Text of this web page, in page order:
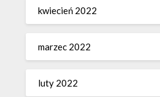
kwiecień 2022
marzec 2022
luty 2022